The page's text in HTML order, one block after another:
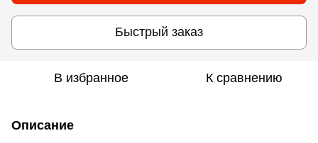
Быстрый заказ
В избранное К сравнению
Описание